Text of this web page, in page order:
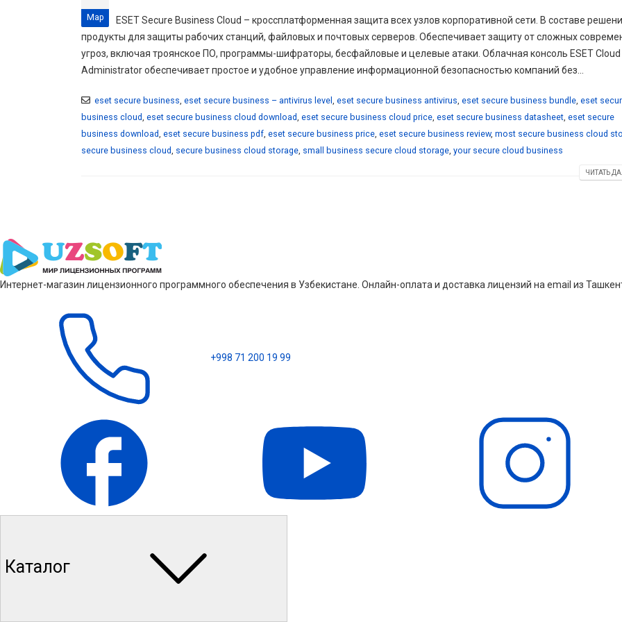
Мар
ESET Secure Business Cloud – кроссплатформенная защита всех узлов корпоративной сети. В составе
продукты для защиты рабочих станций, файловых и почтовых серверов. Обеспечивает защиту от сложных
угроз, включая троянское ПО, программы-шифраторы, бесфайловые и целевые атаки. Облачная консоль ESET Cloud
Administrator обеспечивает простое и удобное управление информационной безопасностью компаний без...
eset secure business eset secure business – antivirus level eset secure business antivirus eset secure business bundle, eset
business cloud eset secure business cloud download eset secure business cloud price eset secure business datasheet eset secure
business download eset secure business pdf eset secure business price eset secure business review, most secure business cloud
secure business cloud secure business cloud storage small business secure cloud storage your secure cloud business
ЧИТАТЬ
Интернет-магазин лицензионного программного обеспечения в Узбекистане. Онлайн-оплата и доставка лицензий на email из
+998 71 200 19 99
Каталог